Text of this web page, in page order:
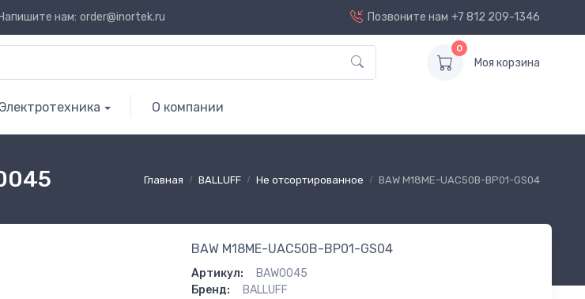
Напишите нам: order@inortek.ru Позвоните нам +7 812 209-1346
0
Моя корзина
Электротехника О компании
Главная BALLUFF Не отсортированное BAW M18ME-UAC50B-BP01-GS04
BAW M18ME-UAC50B-BP01-GS04
Артикул:
BAW0045
Бренд:
BALLUFF